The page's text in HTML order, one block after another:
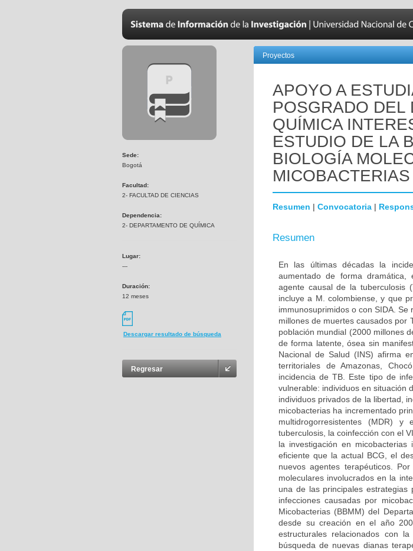
Sede:
Bogotá
Facultad:
2- FACULTAD DE CIENCIAS
Dependencia:
2- DEPARTAMENTO DE QUÍMICA
Lugar:
---
Duración:
12 meses
Descargar resultado de búsqueda
Regresar
Proyectos
APOYO A
POSGRADO DEL
QUÍMICA
ESTUDIO DE LA
BIOLOGÍA
MICOBACTERIAS
Resumen | Convocatoria |
Resumen
En las últimas décadas la
aumentado de forma dramática,
agente causal de la tuberculosis
incluye a M. colombiense, y que
immunosuprimidos o con SIDA.
millones de muertes causados por
población mundial (2000 millones
de forma latente, ósea sin
Nacional de Salud (INS) afirma
territoriales de Amazonas,
incidencia de TB. Este tipo de
vulnerable: individuos en situación
individuos privados de la libertad,
micobacterias ha incrementado
multidrogorresistentes (MDR) y
tuberculosis, la coinfección con el
la investigación en
eficiente que la actual BCG, el
nuevos agentes terapéuticos.
moleculares involucrados en la
una de las principales
infecciones causadas por
Micobacterias (BBMM) del
desde su creación en el año
estructurales relacionados con
búsqueda de nuevas dianas